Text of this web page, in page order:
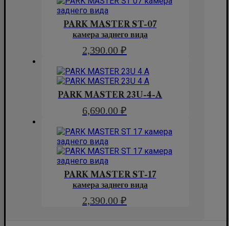
PARK MASTER ST-07
камера заднего вида
2,390.00 ₽
PARK MASTER 23U-4-A
6,690.00 ₽
PARK MASTER ST-17
камера заднего вида
2,390.00 ₽